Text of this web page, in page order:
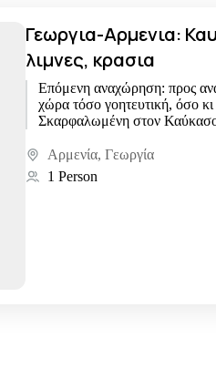
Γεωργια-Αρμενια:
λιμνες, κρασια
Επόμενη αναχώρηση: προς
χώρα τόσο γοητευτική, όσο κι
Σκαρφαλωμένη στον
Αρμενία, Γεωργία
1 Person